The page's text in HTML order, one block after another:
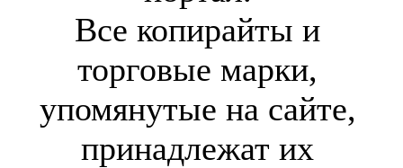
Все копирайты и
торговые марки,
упомянутые на сайте,
принадлежат их